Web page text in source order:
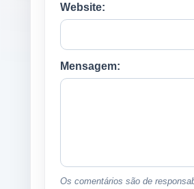
Website:
Mensagem:
Os comentários são de